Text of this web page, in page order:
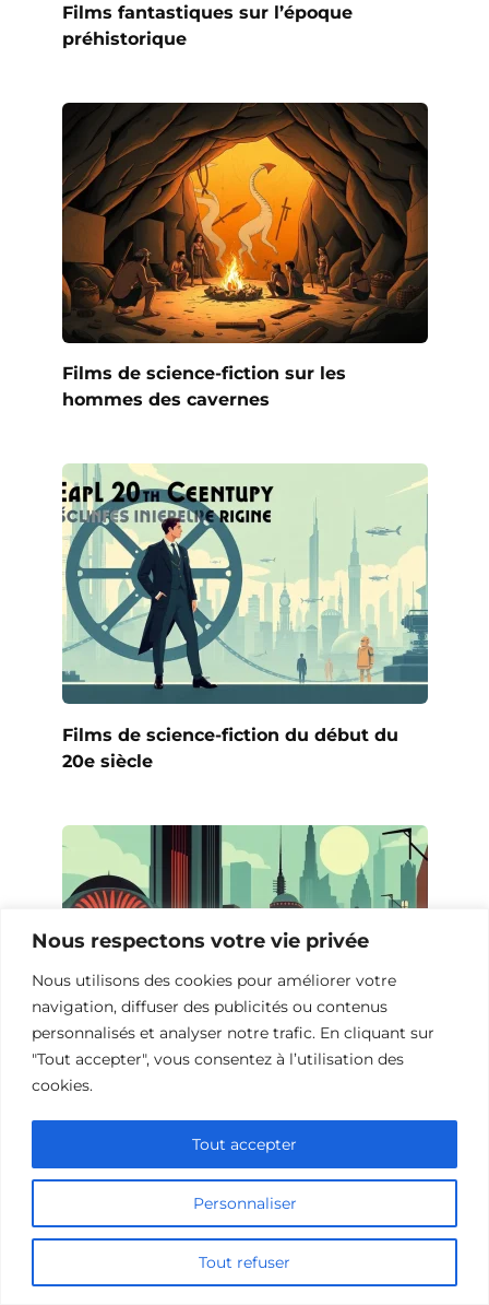
Nous respectons votre vie privée
Nous utilisons des cookies pour améliorer votre
navigation, diffuser des publicités ou contenus
personnalisés et analyser notre trafic. En cliquant sur
"Tout accepter", vous consentez à l’utilisation des
cookies.
Personnaliser
Tout refuser
Tout accepter
Films fantastiques sur l’époque
préhistorique
Films de science-fiction sur les
hommes des cavernes
Films de science-fiction du début du
20e siècle
Films de science-fiction sur la Grande
Dépression